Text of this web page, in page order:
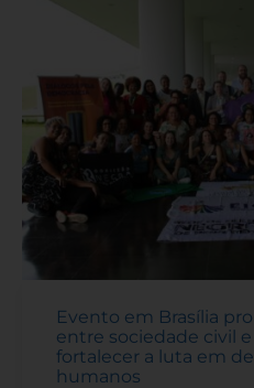
Evento em Brasília
entre sociedade civil
fortalecer a luta em
humanos